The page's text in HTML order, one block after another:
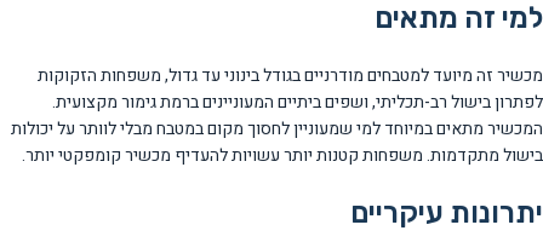
למי זה מתאים
מכשיר זה מיועד למטבחים מודרניים בגודל בינוני עד גדול, משפחות הזקוקות
לפתרון בישול רב-תכליתי, ושפים ביתיים המעוניינים ברמת גימור מקצועית.
המכשיר מתאים במיוחד למי שמעוניין לחסוך מקום במטבח מבלי לוותר על יכולות
בישול מתקדמות. משפחות קטנות יותר עשויות להעדיף מכשיר קומפקטי יותר.
יתרונות עיקריים